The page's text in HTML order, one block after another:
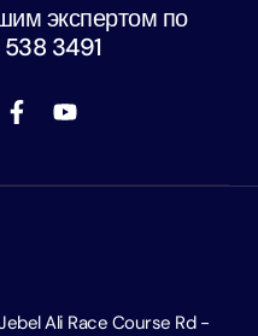
экспертом по
3491
Ali Race Course Rd -